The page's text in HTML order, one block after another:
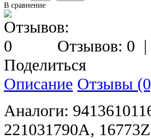
В сравнение
Отзывов: 0 |
Поделиться
Описание Отзывы
Аналоги:
221031790A,